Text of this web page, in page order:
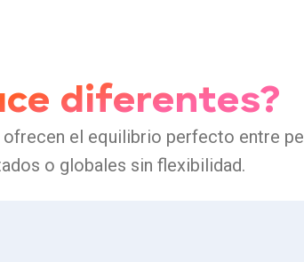
diferentes?
el equilibrio perfecto entre
o globales sin flexibilidad.